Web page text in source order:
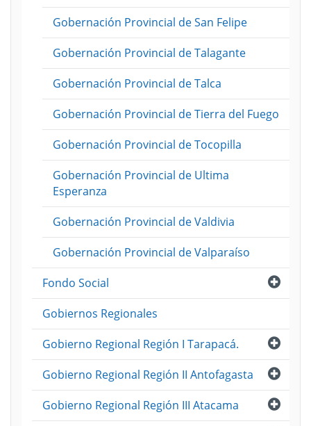
Gobernación Provincial de San Felipe
Gobernación Provincial de Talagante
Gobernación Provincial de Talca
Gobernación Provincial de Tierra del Fuego
Gobernación Provincial de Tocopilla
Gobernación Provincial de Ultima
Esperanza
Gobernación Provincial de Valdivia
Gobernación Provincial de Valparaíso
Abrir
Fondo Social
Gobiernos Regionales
Abrir
Gobierno Regional Región I Tarapacá.
Abrir
Gobierno Regional Región II Antofagasta
Abrir
Gobierno Regional Región III Atacama